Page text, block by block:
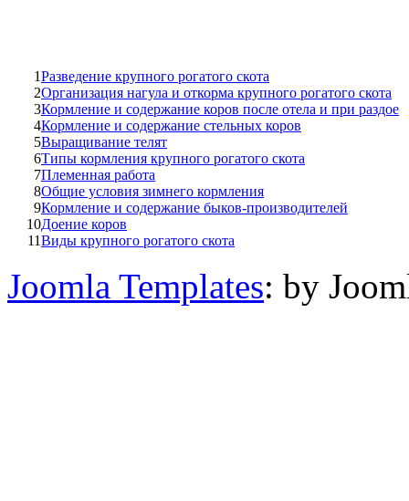
1Разведение крупного рогатого скота
2Организация нагула и откорма крупного рогатого скота
3Кормление и содержание коров после отела и при раздое
4Кормление и содержание стельных коров
5Выращивание телят
6Типы кормления крупного рогатого скота
7Племенная работа
8Общие условия зимнего кормления
9Кормление и содержание быков-производителей
10Доение коров
11Виды крупного рогатого скота
Joomla Templates: by